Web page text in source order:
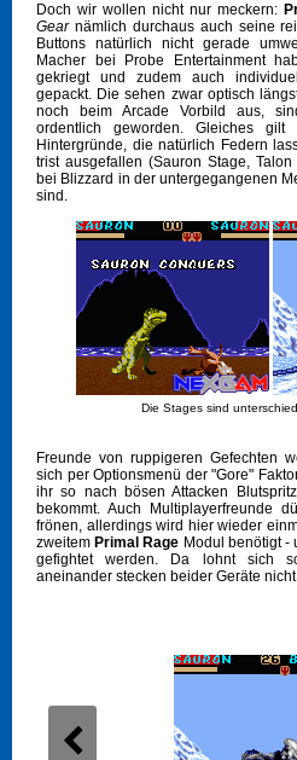
Doch wir wollen nicht nur meckern:
Gearnämlich durchaus auch seine
Buttons natürlich nicht gerade
Macher bei Probe Entertainment
gekriegt und zudem auch
gepackt. Die sehen zwar optisch
noch beim Arcade Vorbild aus,
ordentlich geworden. Gleiches
Hintergründe, die natürlich Federn
trist ausgefallen (Sauron Stage,
bei Blizzard in der untergegangenen
sind.
Die Stages sind
Freunde von ruppigeren Gefechten
sich per Optionsmenü der "Gore"
ihr so nach bösen Attacken
bekommt. Auch Multiplayerfreunde
frönen, allerdings wird hier wieder
zweitem Primal Rage Modul benötigt -
gefightet werden. Da lohnt sich
aneinander stecken beider Geräte